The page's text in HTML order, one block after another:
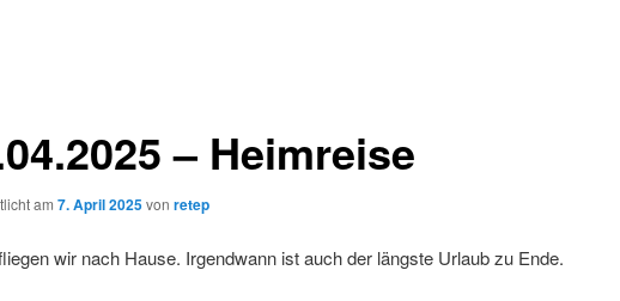
– Heimreise
am 7. April 2025von retep
wir nach Hause. Irgendwann ist auch der längste Urlaub zu Ende.